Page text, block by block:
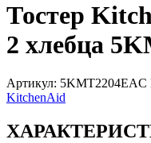
Тостер
2 хлебца
Артикул: 5KMT2204EAC
KitchenAid